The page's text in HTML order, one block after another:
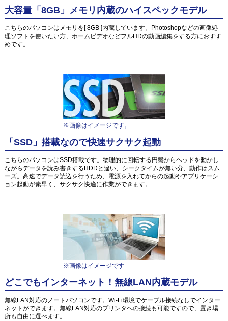
大容量「8GB」メモリ内蔵のハイスペックモデル
こちらのパソコンはメモリを[ 8GB ]内蔵しています。Photoshopなどの画像処
理ソフトを使いたい方、ホームビデオなどフルHDの動画編集をする方におすす
めです。
※画像はイメージです。
「SSD」搭載なので快速サクサク起動
こちらのパソコンはSSD搭載です。物理的に回転する円盤からヘッドを動かし
ながらデータを読み書きするHDDと違い、シークタイムが無い分、動作はスム
ーズ。高速でデータ読込を行うため、電源を入れてからの起動やアプリケーシ
ョン起動が素早く、サクサク快適に作業ができます。
※画像はイメージです
どこでもインターネット！無線LAN内蔵モデル
無線LAN対応のノートパソコンです。Wi-Fi環境でケーブル接続なしでインター
ネットができます。無線LAN対応のプリンタへの接続も可能ですので、置き場
所も自由に選べます。